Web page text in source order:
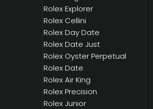
Rolex Explorer
Rolex Cellini
Rolex Day Date
Rolex Date Just
Rolex Oyster Perpetual
Rolex Date
Rolex Air King
Rolex Precision
Rolex Junior